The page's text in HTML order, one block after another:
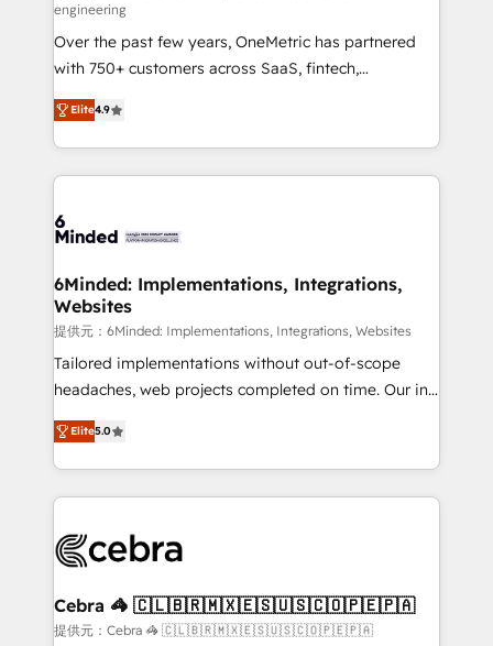
HubSpot Partner since 2012 • 2022 EMEA Impact
Award: Best Integration • 150+ successful HubSpot
projects • Clients in 30+ industries • Proprietary
technology for integrations • Multilingual team:
English, Spanish, Portuguese & Italian 👉 Grow
smarter with AI and HubSpot.
engineering
Over the past few years, OneMetric has partnered
with 750+ customers across SaaS, fintech,
healthcare, real estate, and other industries. With
150+ HubSpot-certified experts, we deliver scalable
solutions to complex GTM and RevOps challenges.
Our Expertise 🔹 Onboarding & Implementation:
tailored to your GTM motion. 🔹 Migrations: Move
downtime. 🔹 RevOps Strategy: Align teams,
processes, and data to drive revenue efficiency. 🔹
Integrations: Connect HubSpot with your tech stack
for better adoption. 🔹 Custom Solutions: Build
tailored apps, workflows, and configurations. We are
our commitment to data security and compliance. At
OneMetric, we help revenue teams focus on the
Elite4.9
6Minded: Implementations, Integrations,
Websites
提供元：6Minded: Implementations, Integrations, Websites
Tailored implementations without out-of-scope
headaches, web projects completed on time. Our in-
house team of certified CRM architects, experts,
developers, designers, and marketers handles all
aspects of your HubSpot. ✨ 400+ global clients ✨
100+ seamless migrations from 15+ different CRMs
implementations, and 5,000+ pages ✨ CS: Clients
CS: 245% organic growth & +751% new visitors for a
full-funnel HubSpot project ✨ CS: 415% conversion
Elite5.0
Cebra 🦓 🇨🇱🇧🇷🇲🇽🇪🇸🇺🇸🇨🇴🇵🇪🇵🇦
提供元：Cebra 🦓 🇨🇱🇧🇷🇲🇽🇪🇸🇺🇸🇨🇴🇵🇪🇵🇦